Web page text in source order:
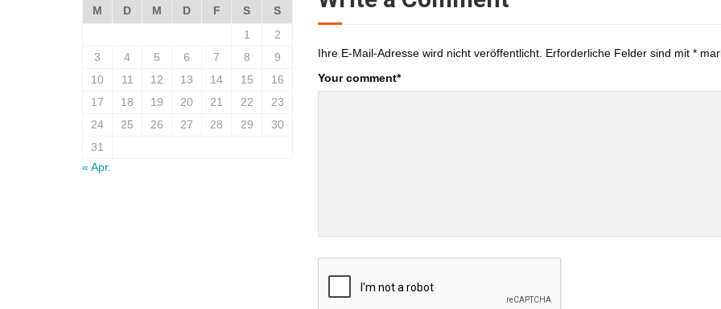
Ihre E-Mail-Adresse wird nicht veröffentlicht. Erforderliche Felder sind mit *
Your comment*
M D M D F S
S
1
2
3
4 5 6 7 8
9
10
11 12 13 14 15
16
17
18 19 20 21 22
23
24
25 26 27 28 29
30
31
« Apr.